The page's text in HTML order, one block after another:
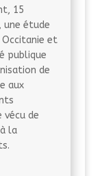
15
une étude
Occitanie et
publique
de
aux
vécu de
la